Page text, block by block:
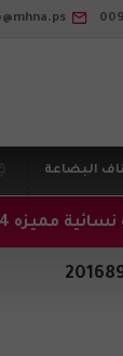
البضاعة
مميزه 2016894